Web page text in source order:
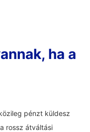
ha a
pénzt küldesz
rossz átváltási